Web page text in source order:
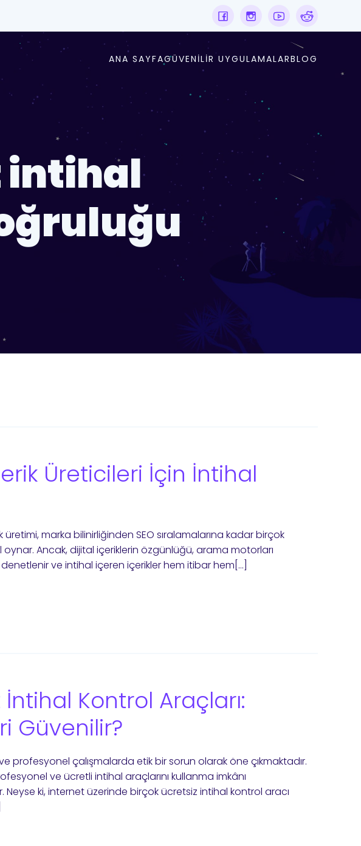
ANA SAYFAGÜVENILIR UYGULAMALARBLOG
intihal
Üreticileri İçin İntihal
marka bilinirliğinden SEO sıralamalarına kadar birçok
oynar. Ancak, dijital içeriklerin özgünlüğü, arama motorları
denetlenir ve intihal içeren içerikler hem itibar hem[…]
İntihal Kontrol Araçları:
Güvenilir?
profesyonel çalışmalarda etik bir sorun olarak öne çıkmaktadır.
ve ücretli intihal araçlarını kullanma imkânı
Neyse ki, internet üzerinde birçok ücretsiz intihal kontrol aracı